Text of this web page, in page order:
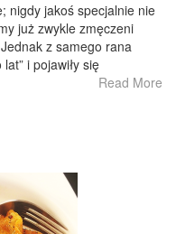
nigdy jakoś specjalnie nie
już zwykle zmęczeni
z samego rana
i pojawiły się
Read More